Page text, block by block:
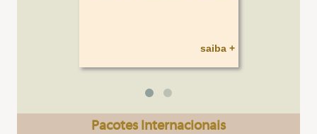
BAHAMAS / HOTEL ATLANTIS
saiba +
Pacotes Internacionais